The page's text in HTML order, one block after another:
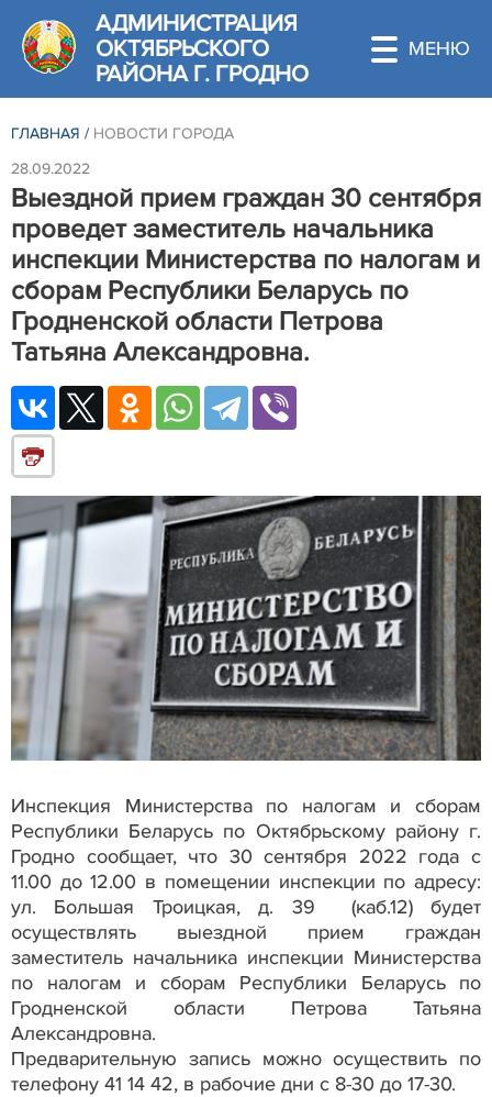
АДМИНИСТРАЦИЯ
ОКТЯБРЬСКОГО
РАЙОНА Г. ГРОДНО
ГЛАВНАЯ / НОВОСТИ ГОРОДА
28.09.2022
Выездной прием граждан 30 сентября
проведет заместитель начальника
инспекции Министерства по налогам и
сборам Республики Беларусь по
Гродненской области Петрова
Татьяна Александровна.
Инспекция Министерства по налогам и сборам
Республики Беларусь по Октябрьскому району г.
Гродно сообщает, что 30 сентября 2022 года с
11.00 до 12.00 в помещении инспекции по адресу:
ул. Большая Троицкая, д. 39 (каб.12) будет
осуществлять выездной прием граждан
заместитель начальника инспекции Министерства
по налогам и сборам Республики Беларусь по
Гродненской области Петрова Татьяна
Александровна.
Предварительную запись можно осуществить по
телефону 41 14 42, в рабочие дни с 8-30 до 17-30.